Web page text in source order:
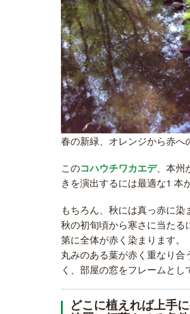
春の新緑、オレンジから赤
このコハウチワカエデ、本州
きを演出するには最適な1 本
もちろん、秋には真っ赤に染
秋の初旬頃から寒さに当た
第に全体が赤く染まります。
丸みのある葉が赤く重なり
く、部屋の窓をフレームとし
どこに植えれば上手